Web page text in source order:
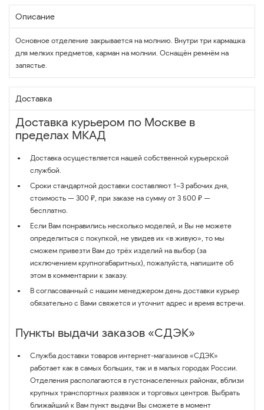
Описание
Основное отделение закрывается на молнию. Внутри три кармашка
для мелких предметов, карман на молнии. Оснащён ремнём на
запястье.
Доставка
Доставка курьером по Москве в
пределах МКАД
Доставка осуществляется нашей собственной курьерской
службой.
Сроки стандартной доставки составляют 1–3 рабочих дня,
стоимость — 300 ₽, при заказе на сумму от 3 500 ₽ —
бесплатно.
Если Вам понравились несколько моделей, и Вы не можете
определиться с покупкой, не увидев их «в живую», то мы
сможем привезти Вам до трёх изделий на выбор (за
исключением крупногабаритных), пожалуйста, напишите об
этом в комментарии к заказу.
В согласованный с нашим менеджером день доставки курьер
обязательно с Вами свяжется и уточнит адрес и время встречи.
Пункты выдачи заказов «СДЭК»
Служба доставки товаров интернет-магазинов «СДЭК»
работает как в самых больших, так и в малых городах России.
Отделения располагаются в густонаселенных районах, вблизи
крупных транспортных развязок и торговых центров. Выбрать
ближайший к Вам пункт выдачи Вы сможете в момент